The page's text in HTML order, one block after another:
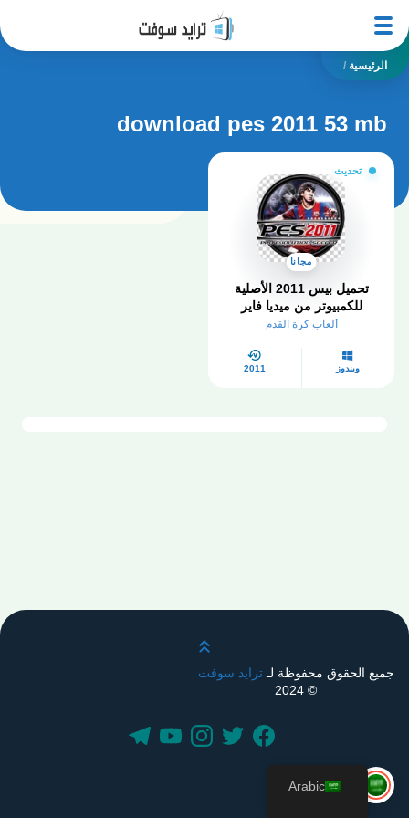
الرئيسية /
download pes 2011 53 mb
تحديث
مجانا
تحميل بيس 2011 الأصلية
للكمبيوتر من ميديا فاير
ألعاب كرة القدم
ويندوز 2011
قم بالتمرير لأعلى
جميع الحقوق محفوظة لـترايد سوفت
© 2024
Arabic